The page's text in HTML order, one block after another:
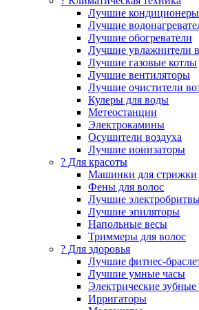
Лучшие кондиционеры
Лучшие
Лучшие обогреватели
Лучшие увлажнители
Лучшие газовые котлы
Лучшие вентиляторы
Лучшие очистители
Кулеры для воды
Метеостанции
Электрокамины
Осушители воздуха
Лучшие ионизаторы
? Для красоты
Машинки для стрижки
Фены для волос
Лучшие
Лучшие эпиляторы
Напольные весы
Триммеры для волос
? Для здоровья
Лучшие фитнес-
Лучшие умные часы
Электрические
Ирригаторы